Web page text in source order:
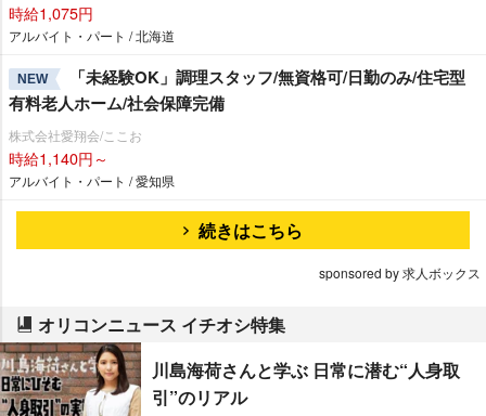
時給1,075円
アルバイト・パート / 北海道
NEW
「未経験OK」調理スタッフ/無資格可/日勤のみ/住宅型
有料老人ホーム/社会保障完備
株式会社愛翔会/ここお
時給1,140円～
アルバイト・パート / 愛知県
続きはこちら
sponsored by 求人ボックス
オリコンニュース イチオシ特集
川島海荷さんと学ぶ 日常に潜む“人身取
引”のリアル